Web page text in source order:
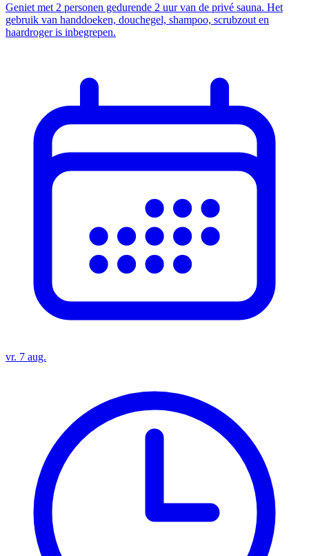
Geniet met 2 personen gedurende 2 uur van de privé sauna. Het
gebruik van handdoeken, douchegel, shampoo, scrubzout en
haardroger is inbegrepen.
vr. 7 aug.